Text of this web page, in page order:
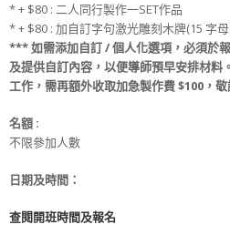
* + $80 : 二人同行製作一SET作品
* + $80 : 加自訂字句激光雕刻木牌(15 字
*** 如需添加自訂 / 個人化選項，必須於
及提供自訂內容，以便導師預早安排材料
工作，需再額外收取加急製作費 $100，
名額 :
不限參加人數
日期及時間：
查閱開班時間及報名